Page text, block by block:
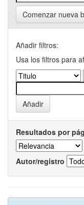
Comenzar nueva
Añadir filtros:
Usa los filtros para
Resultados por
Autor/registro